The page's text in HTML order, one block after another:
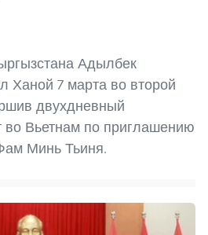
Адылбек
Ханой 7 марта во второй
двухдневный
Вьетнам по приглашению
Минь Тьиня.